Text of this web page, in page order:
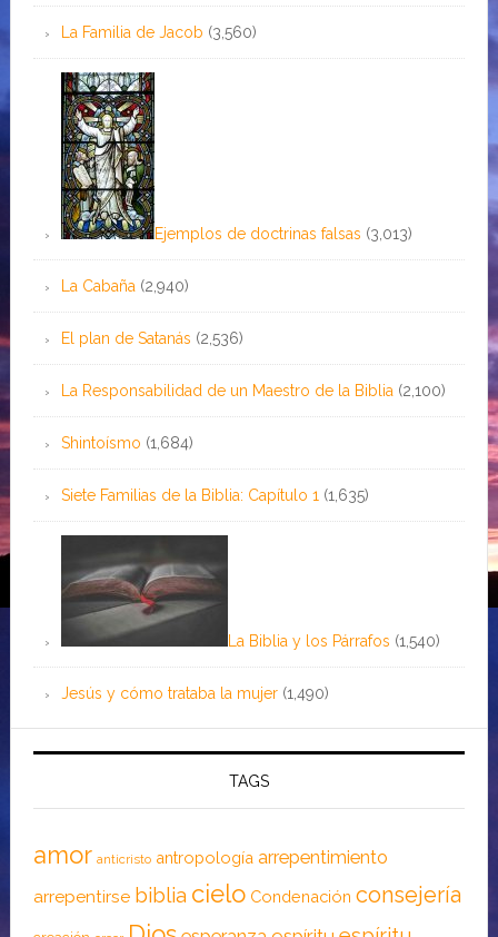
La Familia de Jacob (3,560)
Ejemplos de doctrinas falsas (3,013)
La Cabaña (2,940)
El plan de Satanás (2,536)
La Responsabilidad de un Maestro de la Biblia (2,100)
Shintoísmo (1,684)
Siete Familias de la Biblia: Capítulo 1 (1,635)
La Biblia y los Párrafos (1,540)
Jesús y cómo trataba la mujer (1,490)
TAGS
amor anticristo antropología arrepentimiento
arrepentirse biblia cielo Condenación consejería